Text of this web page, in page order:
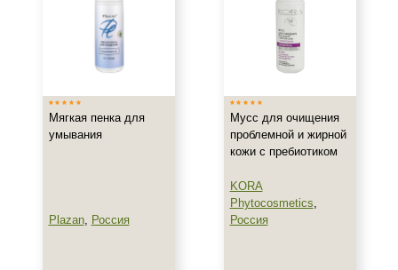
салициловой кислотой
ARDEMI
BIOTIME
Страна
Мягкая пенка для
умывания
Plazan, Россия
Мусс для очищения
проблемной и жирной
кожи с пребиотиком
KORA
Phytocosmetics,
Россия